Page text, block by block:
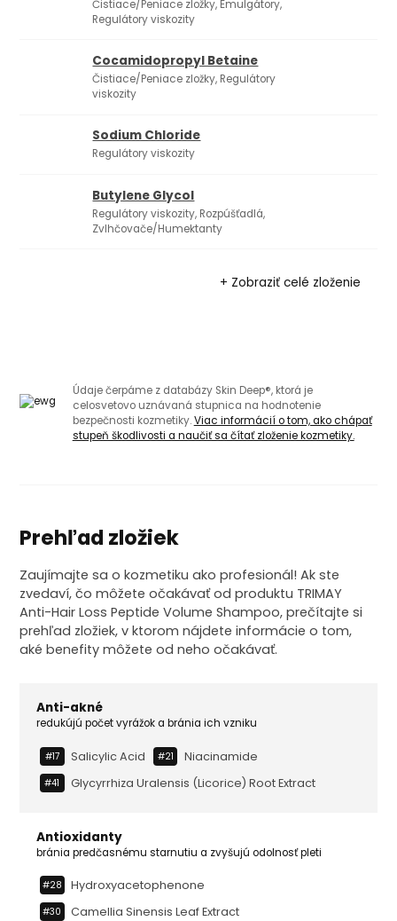
Čistiace/Peniace zložky, Emulgátory,
Regulátory viskozity
Cocamidopropyl Betaine
Čistiace/Peniace zložky, Regulátory
viskozity
Sodium Chloride
Regulátory viskozity
Butylene Glycol
Regulátory viskozity, Rozpúšťadlá,
Zvlhčovače/Humektanty
+ Zobraziť celé zloženie
Údaje čerpáme z databázy Skin Deep®, ktorá je
celosvetovo uznávaná stupnica na hodnotenie
bezpečnosti kozmetiky.Viac informácií o tom, ako chápať
stupeň škodlivosti a naučiť sa čítať zloženie kozmetiky.
Prehľad zložiek
Zaujímajte sa o kozmetiku ako profesionál! Ak ste
zvedaví, čo môžete očakávať od produktu TRIMAY
Anti-Hair Loss Peptide Volume Shampoo, prečítajte si
prehľad zložiek, v ktorom nájdete informácie o tom,
aké benefity môžete od neho očakávať.
Anti-akné
redukújú počet vyrážok a bránia ich vzniku
#17 Salicylic Acid #21 Niacinamide
#41 Glycyrrhiza Uralensis (licorice) Root Extract
Antioxidanty
bránia predčasnému starnutiu a zvyšujú odolnosť pleti
#28 Hydroxyacetophenone
#30 Camellia Sinensis Leaf Extract